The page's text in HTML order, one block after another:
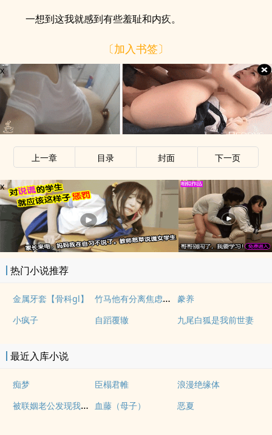
一想到这我就感到有些羞耻和内疚。
〔加入书签〕
x
上一章 目录 封面 下一页
x
热门小说推荐
金属牙套【骨科gl】 竹马他有分离焦虑（1v1）
豢养
小疯子
自蹈覆辙 九尾白狐是我前世妻
最近入库小说
痴梦 臣榻君帷 浪漫绝缘体
被联姻老公发现我写po文后 血藤（母子） 恶夏